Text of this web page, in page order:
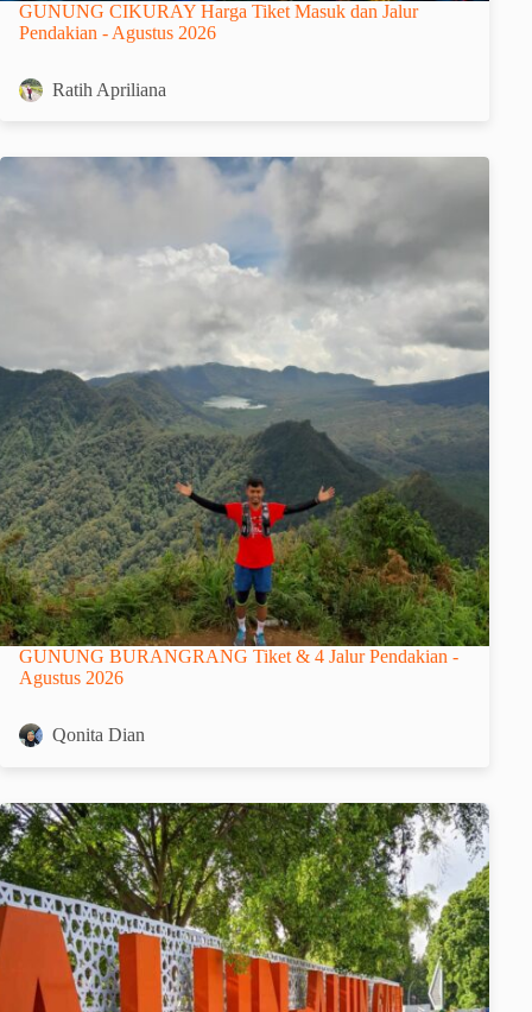
GUNUNG CIKURAY Harga Tiket Masuk dan Jalur
Pendakian - Agustus 2026
Ratih Apriliana
GUNUNG BURANGRANG Tiket & 4 Jalur Pendakian -
Agustus 2026
Qonita Dian